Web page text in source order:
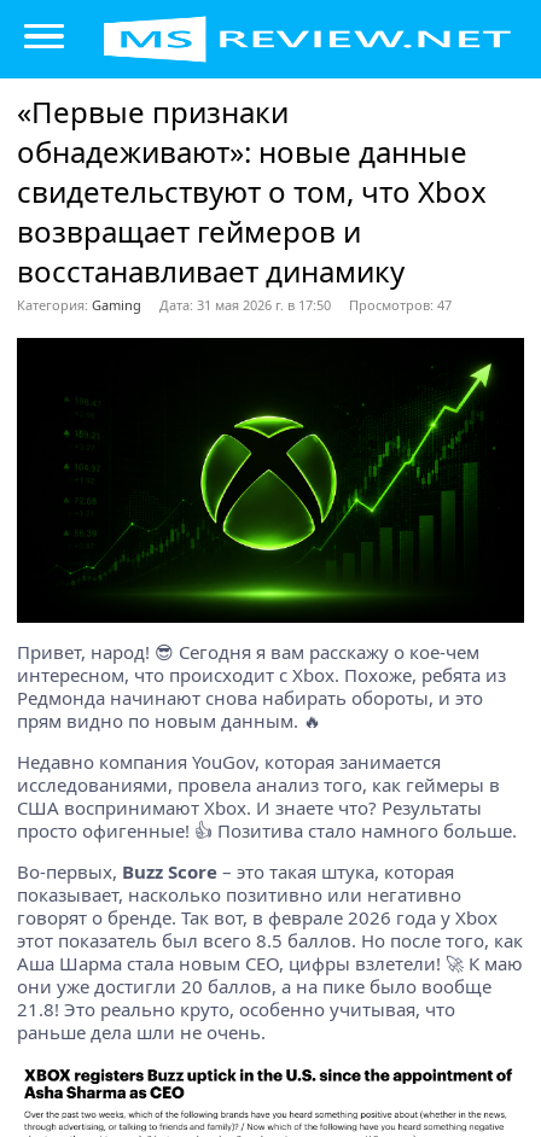
«Первые признаки
обнадеживают»: новые данные
свидетельствуют о том, что Xbox
возвращает геймеров и
восстанавливает динамику
Категория: Gaming Дата: 31 мая 2026 г. в 17:50 Просмотров: 47
Привет, народ! 😎 Сегодня я вам расскажу о кое-чем
интересном, что происходит с Xbox. Похоже, ребята из
Редмонда начинают снова набирать обороты, и это
прям видно по новым данным. 🔥
Недавно компания YouGov, которая занимается
исследованиями, провела анализ того, как геймеры в
США воспринимают Xbox. И знаете что? Результаты
просто офигенные! 👍 Позитива стало намного больше.
Во-первых, Buzz Score – это такая штука, которая
показывает, насколько позитивно или негативно
говорят о бренде. Так вот, в феврале 2026 года у Xbox
этот показатель был всего 8.5 баллов. Но после того, как
Аша Шарма стала новым CEO, цифры взлетели! 🚀 К маю
они уже достигли 20 баллов, а на пике было вообще
21.8! Это реально круто, особенно учитывая, что
раньше дела шли не очень.